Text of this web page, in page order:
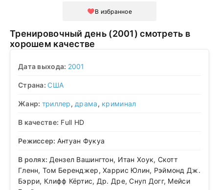
В избранное
Тренировочный день (2001) смотреть в
хорошем качестве
Дата выхода: 2001
Страна:США
Жанр: триллер, драма, криминал
В качестве: Full HD
Режиссер: Антуан Фукуа
В ролях: Дензел Вашингтон, Итан Хоук, Скотт
Гленн, Том Беренджер, Харрис Юлин, Рэймонд Дж.
Бэрри, Клифф Кёртис, Др. Дре, Снуп Догг, Мейси